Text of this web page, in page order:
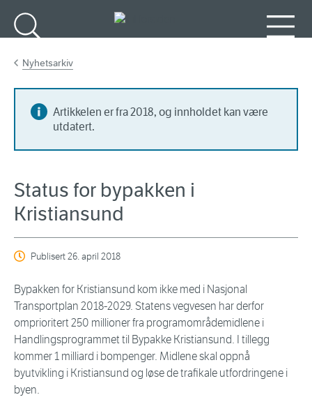
Nyhetsarkiv
Artikkelen er fra 2018, og innholdet kan være
utdatert.
Status for bypakken i
Kristiansund
Publisert26. april 2018
Bypakken for Kristiansund kom ikke med i Nasjonal
Transportplan 2018-2029. Statens vegvesen har derfor
omprioritert 250 millioner fra programområdemidlene i
Handlingsprogrammet til Bypakke Kristiansund. I tillegg
kommer 1 milliard i bompenger. Midlene skal oppnå
byutvikling i Kristiansund og løse de trafikale utfordringene i
byen.